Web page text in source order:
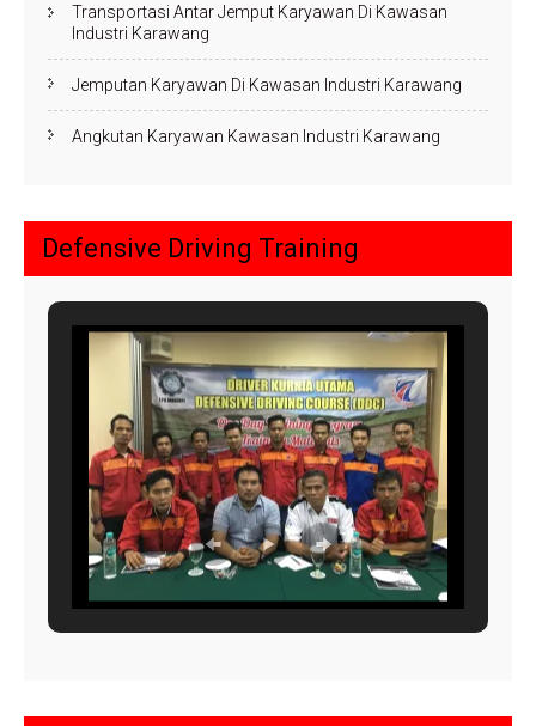
Transportasi Antar Jemput Karyawan Di Kawasan
Industri Karawang
Jemputan Karyawan Di Kawasan Industri Karawang
Angkutan Karyawan Kawasan Industri Karawang
Defensive Driving Training